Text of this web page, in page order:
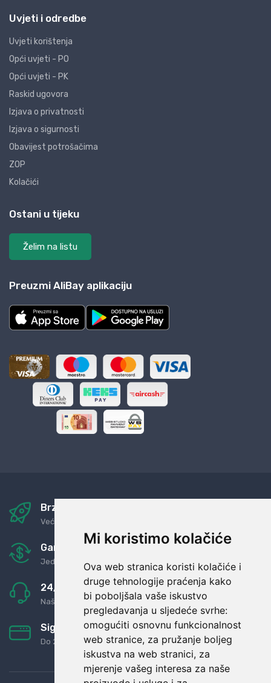
Mi koristimo kolačiće
Ova web stranica koristi kolačiće i
druge tehnologije praćenja kako
bi poboljšala vaše iskustvo
pregledavanja u sljedeće svrhe:
omogućiti osnovnu funkcionalnost
web stranice, za pružanje boljeg
iskustva na web stranici, za
mjerenje vašeg interesa za naše
Uvjeti i odredbe
Uvjeti korištenja
Opći uvjeti - PO
Opći uvjeti - PK
Raskid ugovora
Izjava o privatnosti
Izjava o sigurnosti
Obavijest potrošačima
ZOP
Kolačići
Ostani u tijeku
Želim na listu
Preuzmi AliBay aplikaciju
Brza i sigurna dostava
Već za nekoliko dana kod vas
Garancija u povrat novaca
Jednostavno pravilo: Roba za novac
24/7 odlična podrška
Naši agenti uvijek na raspolaganju
Sigurno obročno plaćanje
Do 24 rata bez kamata